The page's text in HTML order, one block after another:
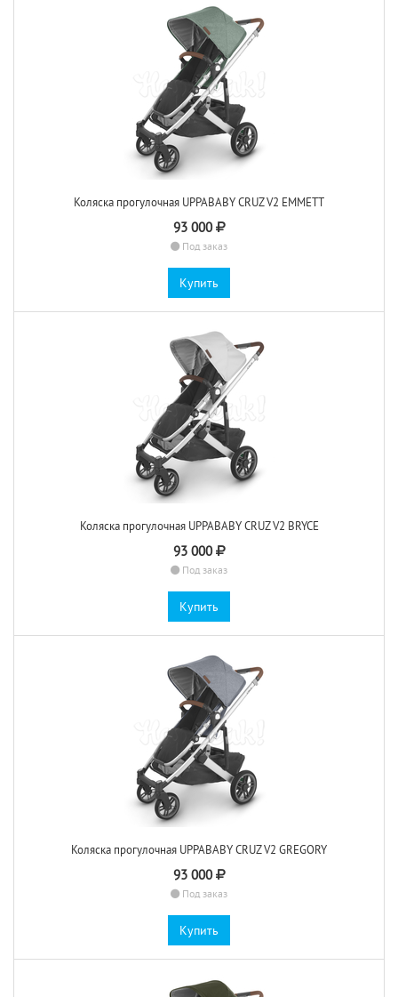
Коляска прогулочная UPPABABY CRUZ V2 EMMETT
93 000
Под заказ
Купить
Коляска прогулочная UPPABABY CRUZ V2 BRYCE
93 000
Под заказ
Купить
Коляска прогулочная UPPABABY CRUZ V2 GREGORY
93 000
Под заказ
Купить